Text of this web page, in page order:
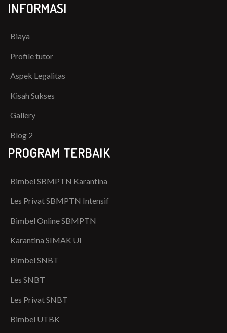
INFORMASI
Biaya
Profile tutor
Aspek Legalitas
Kisah Sukses
Gallery
Blog 2
PROGRAM TERBAIK
Bimbel SBMPTN Karantina
Les Privat SBMPTN Intensif
Bimbel Online SBMPTN
Karantina SIMAK UI
Bimbel SNBT
Les SNBT
Les Privat SNBT
Bimbel UTBK